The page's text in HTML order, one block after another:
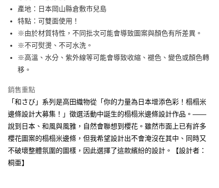
大哥付你分期
相關說明
【大哥付你分期使用說明】
1.本服務由台灣大哥大提供，台灣大哥大用戶可立即使用無須另外申請。
流程，驗證手機門號後，選擇欲分期的期數、繳款截止日，確認付款後即完
成交易。
4.訂單成立30分鐘內，如未前往確認交易或遇審核未通過，訂單將自動取
法說明評估內容。
【繳款方式說明】
1.分期款項不併入電信帳單，「大哥付你分期」於每月結算日後寄送繳費提
醒簡訊。
2.透過簡訊連結打開帳單後，可選擇「超商條碼／台灣大直營門市／銀行轉
帳／街口支付／iPASS MONEY」等通路繳費。
【注意事項】
AFTEE先享後付
相關說明
【關於「AFTEE先享後付」】
AFTEE先享後付是「在收到商品之後才付款」的支付方式。 讓您購物簡單
１．簡單：不需註冊會員、不需綁卡、不需儲值。
２．便利：只要手機號碼，簡訊認證，即可結帳。
【「AFTEE先享後付」結帳流程】
１．於結帳方式選擇「AFTEE先享後付」後，將跳轉至「AFTEE先享後付」
結帳頁面，進行簡訊認證並確認金額後，即可完成結帳。
２．訂單成立數日內，您將收到繳費通知簡訊。
３．收到繳費通知簡訊後14天內，點擊此簡訊中的連結，可透過四大超商／
ATM付款
全家取貨付款
每筆NT$65，滿NT$1,500(含以上)免運費
7-11取貨付款
每筆NT$65，滿NT$1,500(含以上)免運費
產地：日本岡山縣倉敷市兒島
特點：可雙面使用！
※由於材質特性，不同批次可能會導致圖案與顏色有所差異。
※不可熨燙、不可水洗。
※高溫、水分、紫外線等可能會導致收縮、褪色、變色或顏色轉
移。
銷售重點
「和さび」系列是高田織物從「你的力量為日本增添色彩！榻榻米
邊條設計大募集！」徵選活動中誕生的榻榻米邊條設計作品。——
說到日本、和風與風雅，自然會聯想到櫻花。雖然市面上已有許多
櫻花圖案的榻榻米邊條，但我希望設計出不會淹沒在其中、同時又
不破壞整體氛圍的圖樣，因此選擇了這款繽紛的設計。【設計者：
桐亜】